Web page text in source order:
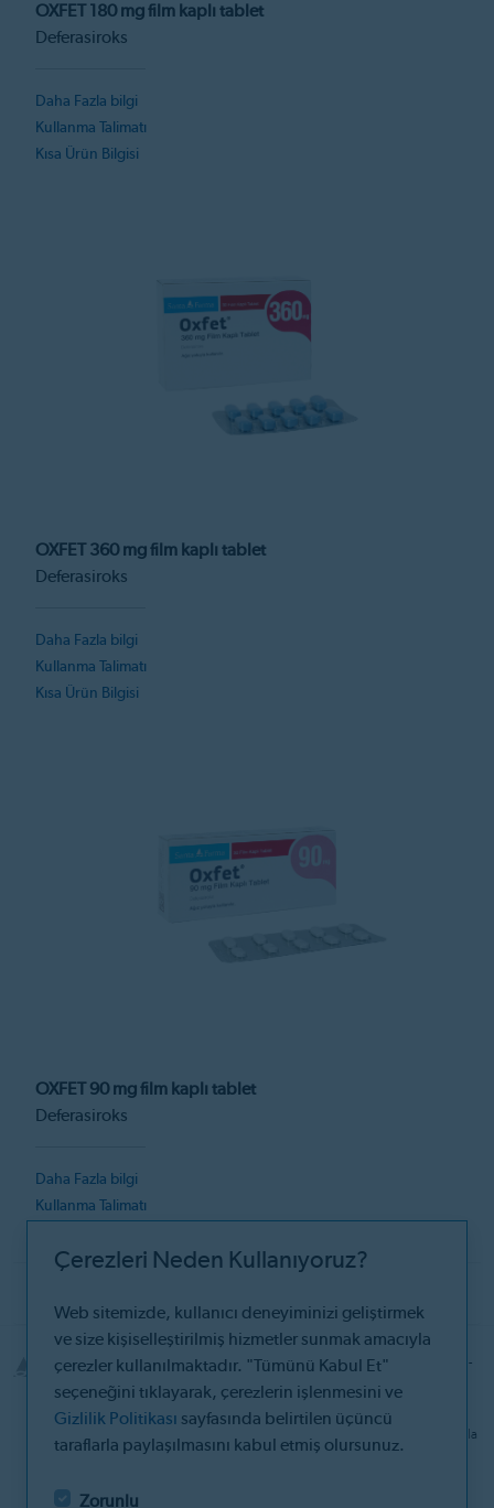
OXFET 180 mg film kaplı tablet
Deferasiroks
Daha Fazla bilgi
Kullanma Talimatı
Kısa Ürün Bilgisi
OXFET 360 mg film kaplı tablet
Deferasiroks
Daha Fazla bilgi
Kullanma Talimatı
Kısa Ürün Bilgisi
OXFET 90 mg film kaplı tablet
Deferasiroks
Daha Fazla bilgi
Kullanma Talimatı
© 2026 Santa Farma İlaç Sanayii A.Ş Boruçiçeği Sok. No:16 34382 Şişli-
Bilgiler, bir hekim veya eczacıya danışmanın yerine geçemez. Daha fazla
bilgi için bir hekime ve/veya bir eczacıya başvurunuz.
ve taleplerinizi bize
Çerezleri Neden Kullanıyoruz?
Web sitemizde, kullanıcı deneyiminizi geliştirmek
ve size kişiselleştirilmiş hizmetler sunmak amacıyla
çerezler kullanılmaktadır. "Tümünü Kabul Et"
seçeneğini tıklayarak, çerezlerin işlenmesini ve
Gizlilik Politikası sayfasında belirtilen üçüncü
taraflarla paylaşılmasını kabul etmiş olursunuz.
Zorunlu